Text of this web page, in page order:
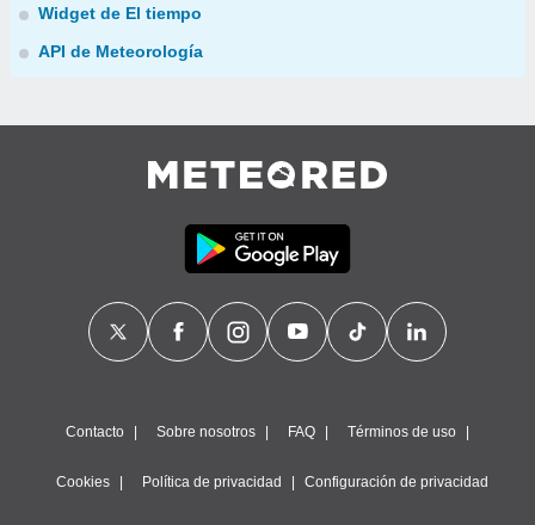
Widget de El tiempo
API de Meteorología
Contacto Sobre nosotros FAQ Términos de uso
Cookies Política de privacidad Configuración de privacidad